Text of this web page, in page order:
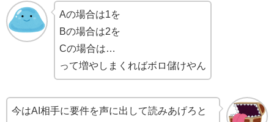
Aの場合は1を
Bの場合は2を
Cの場合は…
って増やしまくればボロ儲けやん
今はAI相手に要件を声に出して読みあげろと